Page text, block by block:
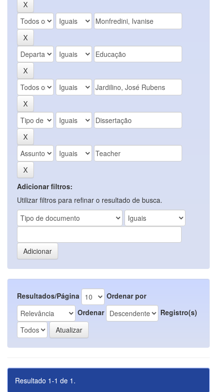
Adicionar filtros:
Utilizar filtros para refinar o resultado de busca.
Resultados/Página
Ordenar por
Ordenar
Registro(s)
Resultado 1-1 de 1.